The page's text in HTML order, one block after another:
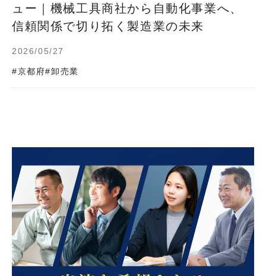
ュー｜機械工具商社から自動化事業へ、
信頼関係で切り拓く製造業の未来
2026/05/27
#京都府#卸売業